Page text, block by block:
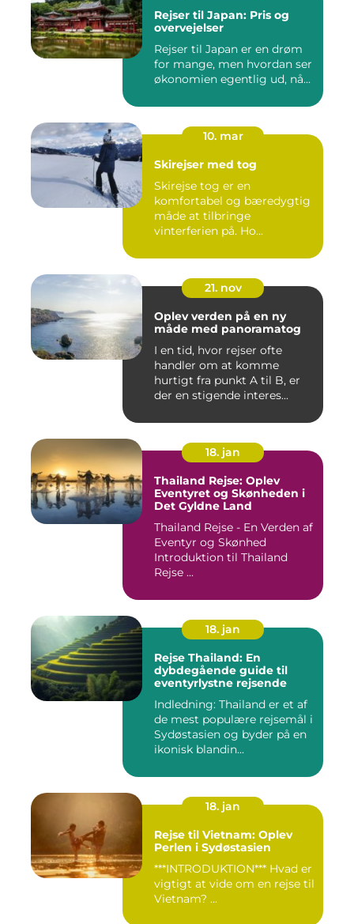
Rejser til Japan: Pris og
overvejelser
Rejser til Japan er en drøm
for mange, men hvordan ser
økonomien egentlig ud, nå...
10. mar
Skirejser med tog
Skirejse tog er en
komfortabel og bæredygtig
måde at tilbringe
vinterferien på. Ho...
21. nov
Oplev verden på en ny
måde med panoramatog
I en tid, hvor rejser ofte
handler om at komme
hurtigt fra punkt A til B, er
der en stigende interes...
18. jan
Thailand Rejse: Oplev
Eventyret og Skønheden i
Det Gyldne Land
Thailand Rejse - En Verden af
Eventyr og Skønhed
Introduktion til Thailand
Rejse ...
18. jan
Rejse Thailand: En
dybdegående guide til
eventyrlystne rejsende
Indledning: Thailand er et af
de mest populære rejsemål i
Sydøstasien og byder på en
ikonisk blandin...
18. jan
Rejse til Vietnam: Oplev
Perlen i Sydøstasien
***INTRODUKTION*** Hvad er
vigtigt at vide om en rejse til
Vietnam? ...